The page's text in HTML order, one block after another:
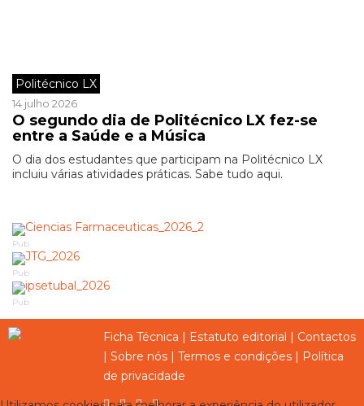
Politécnico LX
14 julho 2026
O segundo dia de Politécnico LX fez-se
entre a Saúde e a Música
O dia dos estudantes que participam na Politécnico LX
incluiu várias atividades práticas. Sabe tudo aqui.
Pub
Pub
Pub
Ficha Técnica | Estatuto editorial | Contactos
| Sobre nós | Termos e condições | Política
de privacidade